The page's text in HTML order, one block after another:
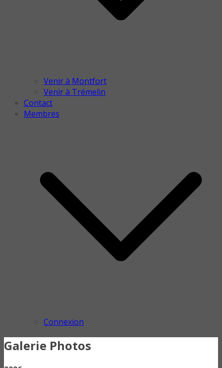
Venir à Montfort
Venir à Trémelin
Contact
Membres
Connexion
Galerie Photos